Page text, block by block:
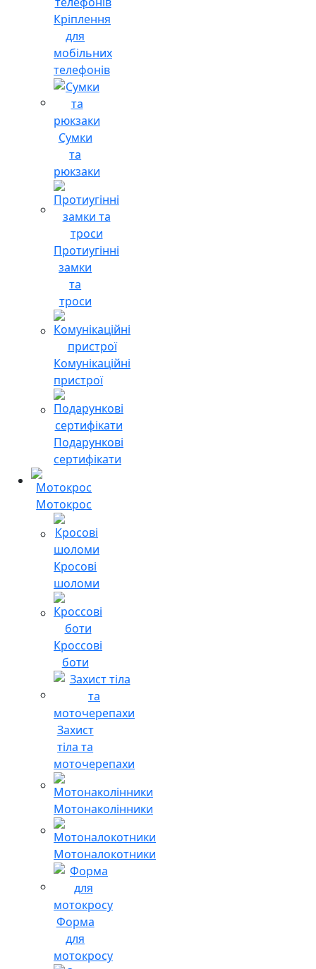
Кріплення
для
мобільних
телефонів
Сумки
та
рюкзаки
Протиугінні
замки
та
троси
Комунікаційні
пристрої
Подарункові
сертифікати
Мотокрос
Кросові
шоломи
Кроссові
боти
Захист
тіла та
моточерепахи
Мотонаколінники
Мотоналокотники
Форма
для
мотокросу